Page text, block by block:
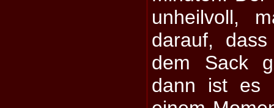
unheilvoll,
darauf,
dem Sack
dann ist es